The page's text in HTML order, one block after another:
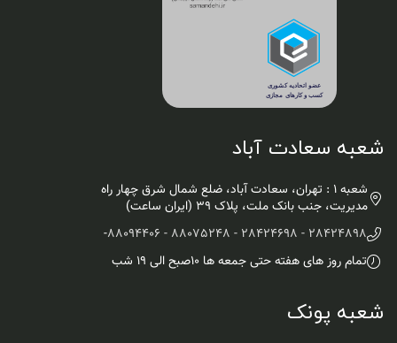
شعبه سعادت آباد
شعبه 1 : تهران، سعادت آباد، ضلع شمال شرق چهار راه
مدیریت، جنب بانک ملت، پلاک ۳۹ (ایران ساعت)
28424898 - 28424698 - 88075248 - 88094406
-
تمام روز های هفته حتی جمعه ها ۱۰صبح الی ۱۹ شب
شعبه پونک